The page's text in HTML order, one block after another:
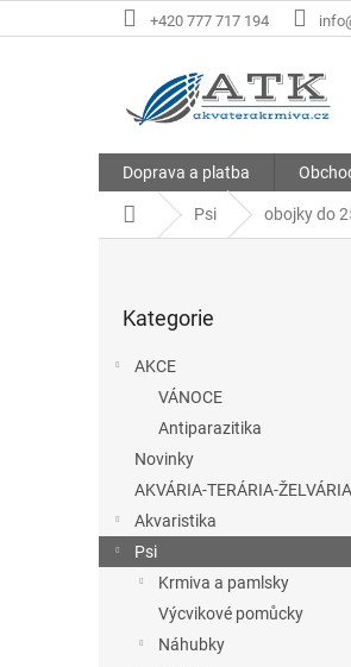
na
+420 777 717 194
Doprava a platba
Domů Psi obojky do
n
e
kategorie
Kategorie
AKCE
VÁNOCE
Antiparazitika
Novinky
AKVÁRIA-TERÁRIA-
Akvaristika
Psi
Krmiva a pamlsky
Výcvikové pomůcky
Náhubky